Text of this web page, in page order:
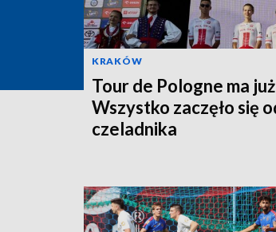
KRAKÓW
Tour de Pologne ma
Wszystko zaczęło się
czeladnika